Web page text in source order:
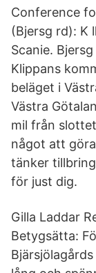
Conference
(Bjersg rd): K
Scanie.
Klippans
beläget i
Västra
mil från
något att
tänker
för just dig.
Gilla Laddar
Betygsätta: